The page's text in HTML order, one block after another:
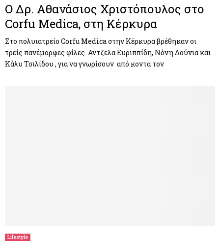
Ο Δρ. Αθανάσιος Χριστόπουλος στο
Corfu Medica, στη Κέρκυρα
Στο πολυιατρείο Corfu Medica στην Κέρκυρα βρέθηκαν οι
τρείς πανέμορφες φίλες. Αντζελα Ευριππίδη, Νόνη Δούνια και
Κάλυ Τσιλίδου , για να γνωρίσουν από κοντα τον
Lifestyle